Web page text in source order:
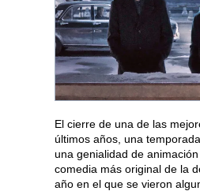
El cierre de una de las
últimos años, una
una genialidad de
comedia más original de la
año en el que se vieron